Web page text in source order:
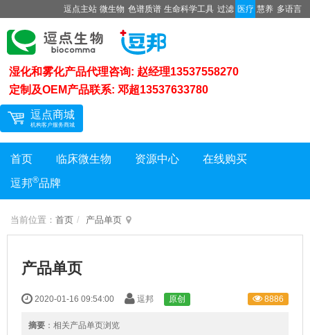
逗点主站 微生物 色谱质谱 生命科学工具 过滤 医疗 慧养 多语言
湿化和雾化产品代理咨询: 赵经理13537558270
定制及OEM产品联系: 邓超13537633780
首页 临床微生物 资源中心 在线购买
逗邦®品牌
当前位置： 首页 产品单页
产品单页
2020-01-16 09:54:00 逗邦 原创 8886
摘要 ：相关产品单页浏览